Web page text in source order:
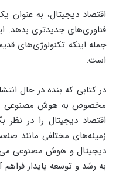
اقتصاد دیجیتال، به
فناوری‌های جدیدتری بدهد.
جمله اینکه تکنولوژی‌های
است.
در کتابی که بنده در حال
مخصوص به هوش مصنوعی و
اقتصاد دیجیتال را در
زمینه‌های مختلفی مانند
دیجیتال و هوش مصنوعی
به رشد و توسعه پایدار فراهم